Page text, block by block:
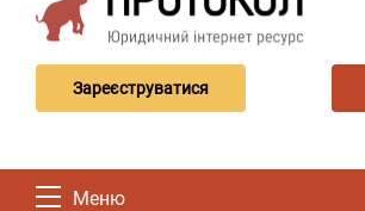
Зареєструватися
Меню